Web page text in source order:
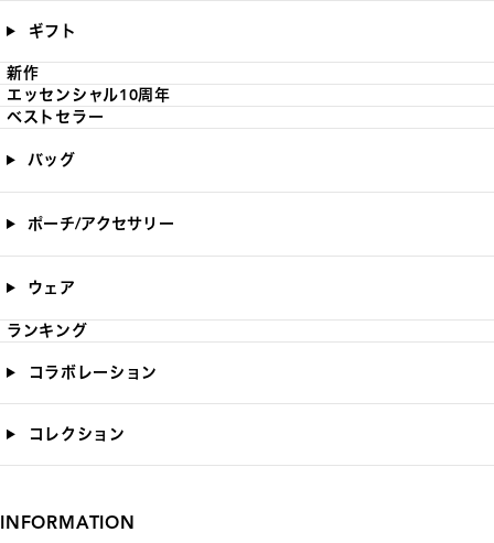
ギフト
新作
エッセンシャル10周年
ベストセラー
バッグ
ポーチ/アクセサリー
ウェア
ランキング
コラボレーション
コレクション
INFORMATION